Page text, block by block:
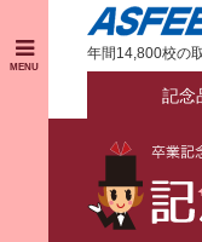
年間14,800校の
記念
MENU